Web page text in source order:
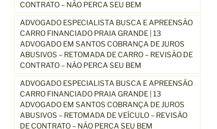
CONTRATO – NÃO PERCA SEU BEM
ADVOGADO ESPECIALISTA BUSCA E APREENSÃO
CARRO FINANCIADO PRAIA GRANDE | 13
ADVOGADO EM SANTOS COBRANÇA DE JUROS
ABUSIVOS – RETOMADA DE CARRO – REVISÃO DE
CONTRATO – NÃO PERCA SEU BEM
ADVOGADO ESPECIALISTA BUSCA E APREENSÃO
CARRO FINANCIADO PRAIA GRANDE | 13
ADVOGADO EM SANTOS COBRANÇA DE JUROS
ABUSIVOS – RETOMADA DE VEÍCULO – REVISÃO
DE CONTRATO – NÃO PERCA SEU BEM